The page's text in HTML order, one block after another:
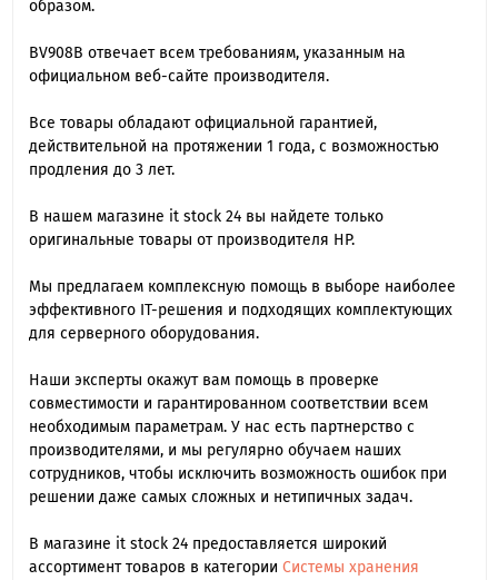
образом.
BV908B отвечает всем требованиям, указанным на
официальном веб-сайте производителя.
Все товары обладают официальной гарантией,
действительной на протяжении 1 года, с возможностью
продления до 3 лет.
В нашем магазине it stock 24 вы найдете только
оригинальные товары от производителя HP.
Мы предлагаем комплексную помощь в выборе наиболее
эффективного IT-решения и подходящих комплектующих
для серверного оборудования.
Наши эксперты окажут вам помощь в проверке
совместимости и гарантированном соответствии всем
необходимым параметрам. У нас есть партнерство с
производителями, и мы регулярно обучаем наших
сотрудников, чтобы исключить возможность ошибок при
решении даже самых сложных и нетипичных задач.
В магазине it stock 24 предоставляется широкий
ассортимент товаров в категории Системы хранения